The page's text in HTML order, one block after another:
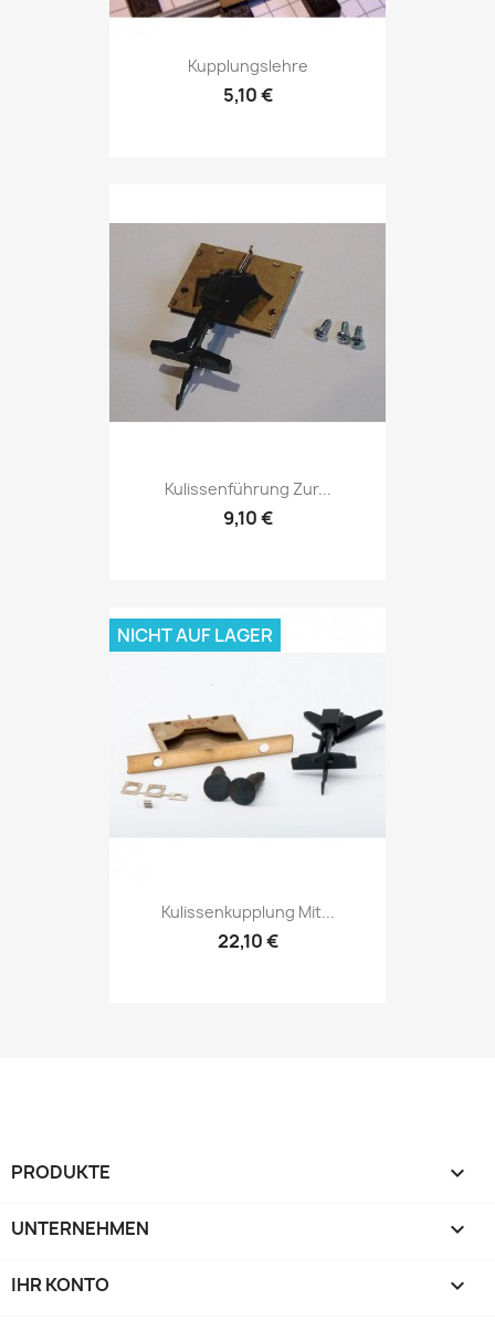
Kupplungslehre
5,10 €
Kulissenführung Zur...
9,10 €
Kulissenkupplung Mit...
22,10 €
NICHT AUF LAGER
PRODUKTE 
UNTERNEHMEN 
IHR KONTO 